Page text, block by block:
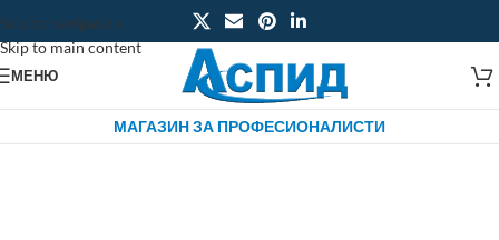
Skip to navigation
Skip to main content
МЕНЮ
МАГАЗИН ЗА ПРОФЕСИОНАЛИСТИ